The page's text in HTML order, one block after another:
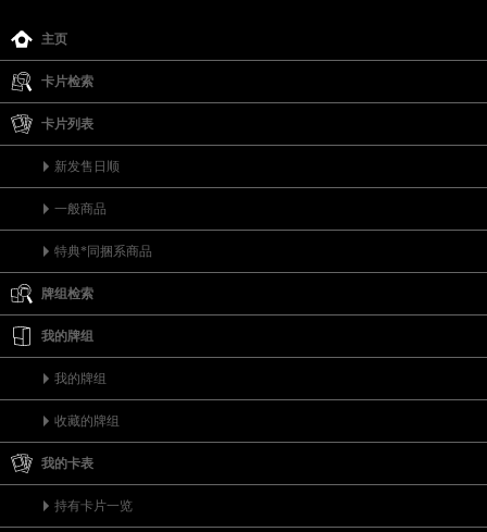
主页
卡片检索
卡片列表
新发售日顺
一般商品
特典*同捆系商品
牌组检索
我的牌组
我的牌组
收藏的牌组
我的卡表
持有卡片一览